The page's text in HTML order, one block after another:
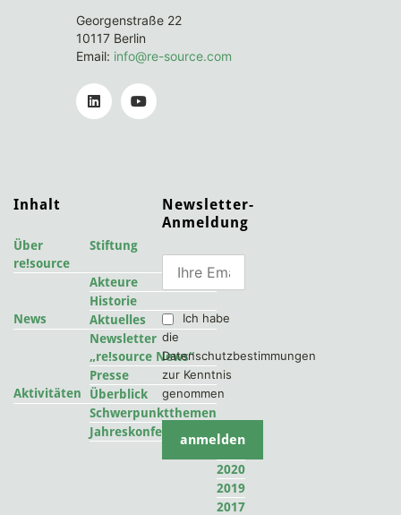
Georgenstraße 22
10117 Berlin
Email: info@re-source.com
Inhalt
Über
re!source
Stiftung
Akteure
Historie
News
Aktuelles
Newsletter
„re!source News“
Presse
Aktivitäten
Überblick
Schwerpunktthemen
Jahreskonferenzen
2022
2020
2019
2017
Newsletter-
Anmeldung
Ich habe
die
Datenschutzbestimmungen
zur Kenntnis
genommen